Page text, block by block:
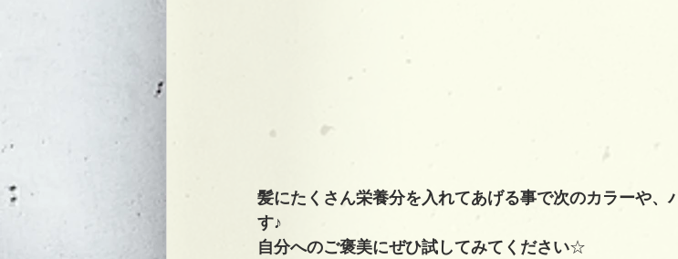
髪にたくさん栄養分を入れてあげる事で次のカラーや、
す♪
自分へのご褒美にぜひ試してみてください☆